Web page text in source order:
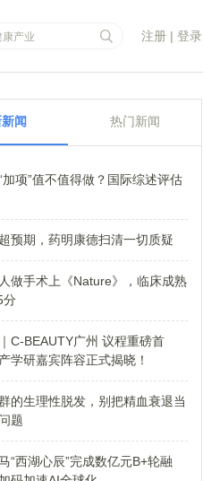
注册 | 登录
闻 热门新闻
加项”值不值得做？国际综述评估
预期，药明康德扫清一切质疑
做手术上《Nature》，临床成熟
分
C-BEAUTY广州 议程重磅首
学研嘉宾阵容正式揭晓！
的生理性脱发，别把精血衰退当
题
“西湖心辰”完成数亿元B+轮融